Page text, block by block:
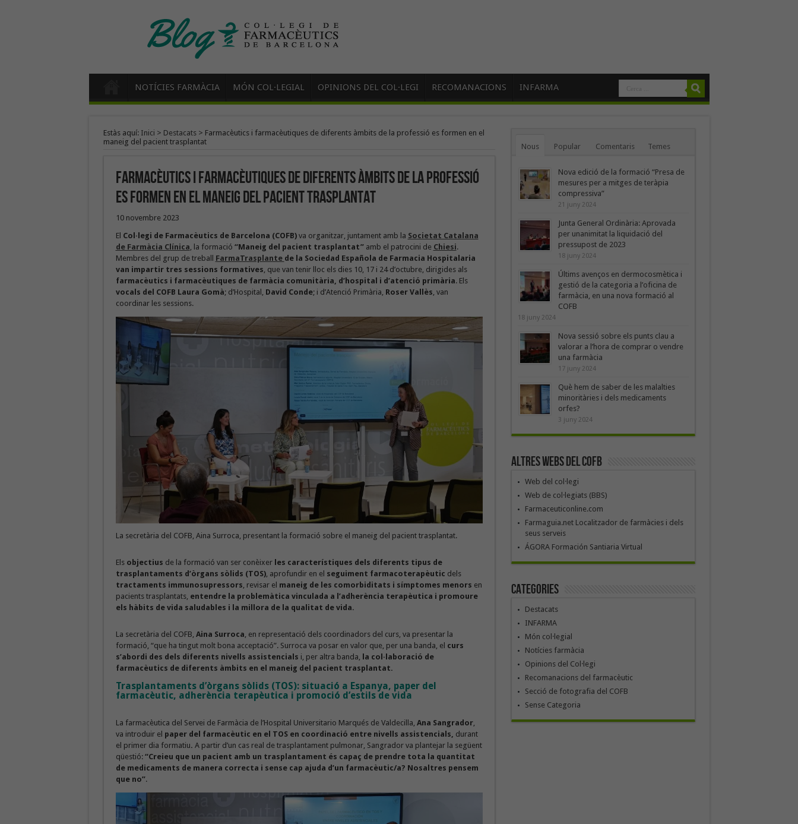
NOTÍCIES FARMÀCIA MÓN COL·LEGIAL OPINIONS DEL COL·LEGI RECOMANACIONS INFARMA
Estàs aquí: Inici > Destacats> Farmacèutics i farmacèutiques de diferents àmbits de la professió es formen en el
maneig del pacient trasplantat
Farmacèutics i farmacèutiques de diferents àmbits de la professió
es formen en el maneig del pacient trasplantat
10 novembre 2023
El Col·legi de Farmacèutics de Barcelona (COFB)va organitzar, juntament amb la Societat Catalana
de Farmàcia Clínica, la formació “Maneig del pacient trasplantat”amb el patrocini de Chiesi.
Membres del grup de treball FarmaTrasplante de la Sociedad Española de Farmacia Hospitalaria
van impartir tres sessions formatives, que van tenir lloc els dies 10, 17 i 24 d’octubre, dirigides als
farmacèutics i farmacèutiques de farmàcia comunitària, d’hospital i d’atenció primària. Els
vocals del COFB Laura Gomà; d’Hospital, David Conde; i d’Atenció Primària, Roser Vallès, van
coordinar les sessions.
La secretària del COFB, Aina Surroca, presentant la formació sobre el maneig del pacient trasplantat.
Els objectius de la formació van ser conèixer les característiques dels diferents tipus de
trasplantaments d’òrgans sòlids (TOS), aprofundir en el seguiment farmacoterapèutic dels
tractaments immunosupressors, revisar el maneig de les comorbiditats i símptomes menors en
pacients trasplantats, entendre la problemàtica vinculada a l’adherència terapèutica i promoure
els hàbits de vida saludables i la millora de la qualitat de vida.
La secretària del COFB, Aina Surroca, en representació dels coordinadors del curs, va presentar la
formació, “que ha tingut molt bona acceptació”. Surroca va posar en valor que, per una banda, el curs
s’abordi des dels diferents nivells assistencials i, per altra banda, la col·laboració de
farmacèutics de diferents àmbits en el maneig del pacient trasplantat.
Trasplantaments d’òrgans sòlids (TOS): situació a Espanya, paper del
farmacèutic, adherència terapèutica i promoció d’estils de vida
La farmacèutica del Servei de Farmàcia de l’Hospital Universitario Marqués de Valdecilla, Ana Sangrador,
va introduir el paper del farmacèutic en el TOS en coordinació entre nivells assistencials, durant
el primer dia formatiu. A partir d’un cas real de trasplantament pulmonar, Sangrador va plantejar la següent
qüestió:“Creieu que un pacient amb un trasplantament és capaç de prendre tota la quantitat
de medicaments de manera correcta i sense cap ajuda d’un farmacèutic/a? Nosaltres pensem
que no”.
Nous Popular Comentaris Temes
Nova edició de la formació “Presa de
mesures per a mitges de teràpia
compressiva”
21 juny 2024
Junta General Ordinària: Aprovada
per unanimitat la liquidació del
pressupost de 2023
18 juny 2024
Últims avenços en dermocosmètica i
gestió de la categoria a l’oficina de
farmàcia, en una nova formació al
COFB
18 juny 2024
Nova sessió sobre els punts clau a
valorar a l’hora de comprar o vendre
una farmàcia
17 juny 2024
Què hem de saber de les malalties
minoritàries i dels medicaments
orfes?
3 juny 2024
Altres webs del COFB
Web del col·legi
Web de col·legiats (BBS)
Farmaceuticonline.com
Farmaguia.net Localitzador de farmàcies i dels
seus serveis
ÁGORA Formación Santiaria Virtual
Categories
Destacats
INFARMA
Món col·legial
Notícies farmàcia
Opinions del Col·legi
Recomanacions del farmacèutic
Secció de fotografia del COFB
Sense Categoria